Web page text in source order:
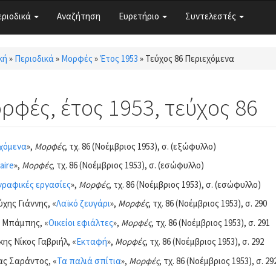
Αναζήτηση Ευρετήριο Συντελεστές
εδώ
» Περιοδικά» Μορφές »Έτος 1953 » Τεύχος 86 Περιεχόμενα
έτος 1953, τεύχος 86
», Μορφές, τχ. 86 (Νοέμβριος 1953), σ. (εξώφυλλο)
», Μορφές, τχ. 86 (Νοέμβριος 1953), σ. (εσώφυλλο)
εργασίες», Μορφές, τχ. 86 (Νοέμβριος 1953), σ. (εσώφυλλο)
Γιάννης, «Λαϊκό ζευγάρι», Μορφές, τχ. 86 (Νοέμβριος 1953), σ. 290
Μπάμπης, «Οικείοι εφιάλτες», Μορφές, τχ. 86 (Νοέμβριος 1953), σ. 291
Νίκος Γαβριήλ, «Εκταφή», Μορφές, τχ. 86 (Νοέμβριος 1953), σ. 292
Σαράντος, «Τα παλιά σπίτια», Μορφές, τχ. 86 (Νοέμβριος 1953), σ.